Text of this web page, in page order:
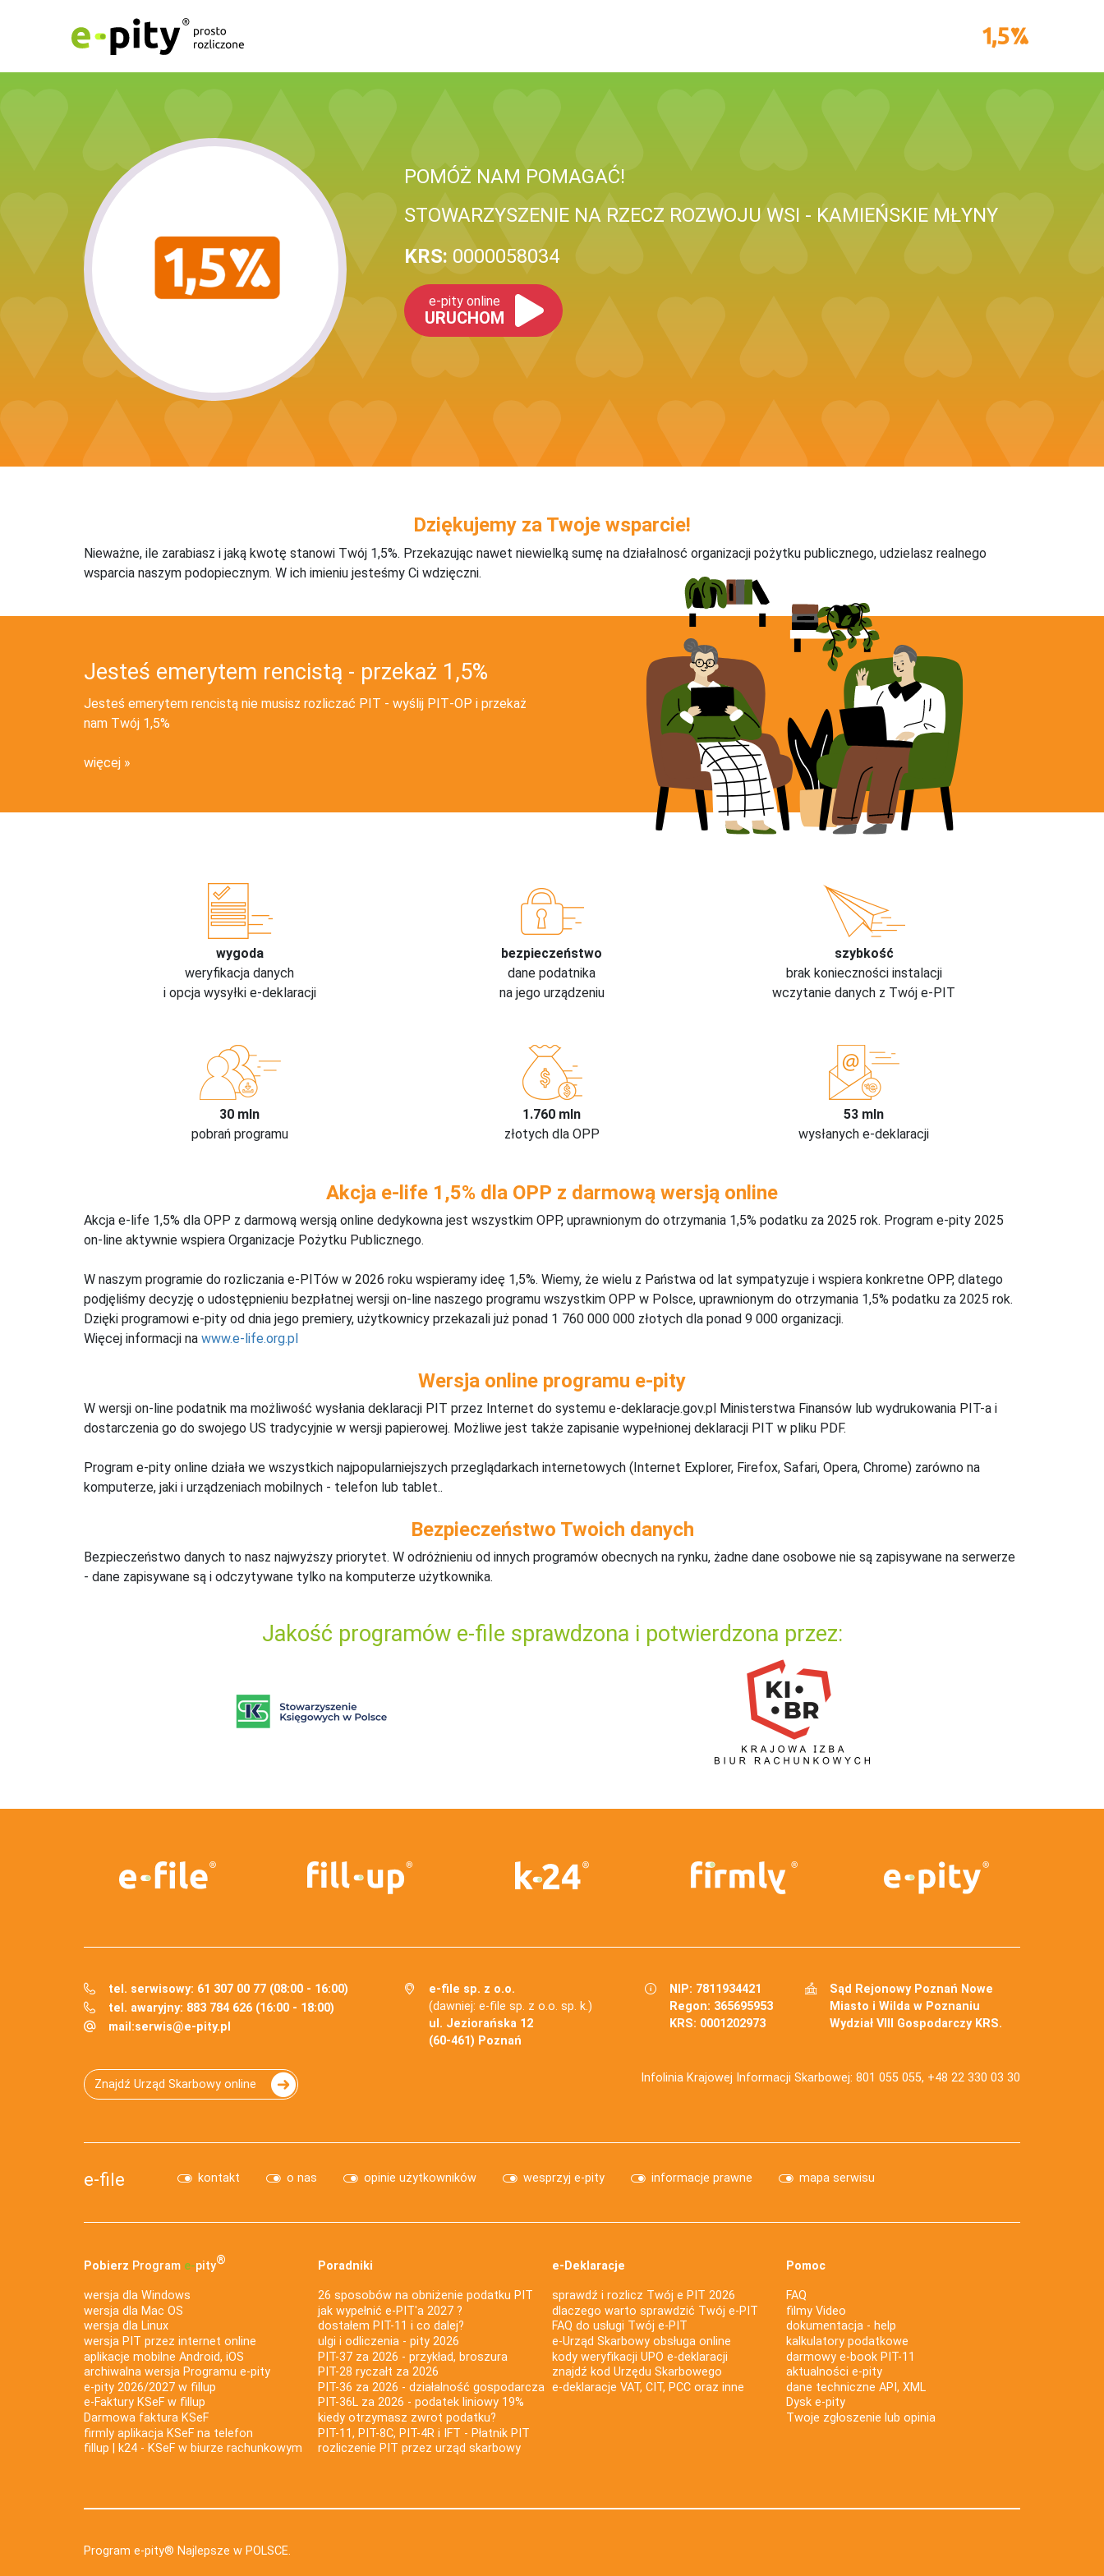
POMÓŻ NAM POMAGAĆ!
STOWARZYSZENIE NA RZECZ ROZWOJU WSI - KAMIEŃSKIE MŁYNY
KRS: 0000058034
e-pity online
URUCHOM
Dziękujemy za Twoje wsparcie!
Nieważne, ile zarabiasz i jaką kwotę stanowi Twój 1,5%. Przekazując nawet niewielką sumę na działalnosć organizacji pożytku publicznego, udzielasz realnego
wsparcia naszym podopiecznym. W ich imieniu jesteśmy Ci wdzięczni.
Jesteś emerytem rencistą - przekaż 1,5%
Jesteś emerytem rencistą nie musisz rozliczać PIT - wyślij PIT‑OP i przekaż
nam Twój 1,5%
więcej
wygoda
weryfikacja danych
i opcja wysyłki e-deklaracji
bezpieczeństwo
dane podatnika
na jego urządzeniu
szybkość
brak konieczności instalacji
wczytanie danych z Twój e-PIT
30 mln
pobrań programu
1.760 mln
złotych dla OPP
53 mln
wysłanych e-deklaracji
Akcja e-life 1,5% dla OPP z darmową wersją online
Akcja e-life 1,5% dla OPP z darmową wersją online dedykowna jest wszystkim OPP, uprawnionym do otrzymania 1,5% podatku za 2025 rok. Program e-pity 2025
on-line aktywnie wspiera Organizacje Pożytku Publicznego.
W naszym programie do rozliczania e-PITów w 2026 roku wspieramy ideę 1,5%. Wiemy, że wielu z Państwa od lat sympatyzuje i wspiera konkretne OPP, dlatego
podjęliśmy decyzję o udostępnieniu bezpłatnej wersji on-line naszego programu wszystkim OPP w Polsce, uprawnionym do otrzymania 1,5% podatku za 2025 rok.
Dzięki programowi e-pity od dnia jego premiery, użytkownicy przekazali już ponad 1 760 000 000 złotych dla ponad 9 000 organizacji.
Więcej informacji na www.e-life.org.pl
Wersja online programu e-pity
W wersji on-line podatnik ma możliwość wysłania deklaracji PIT przez Internet do systemu e-deklaracje.gov.pl Ministerstwa Finansów lub wydrukowania PIT-a i
dostarczenia go do swojego US tradycyjnie w wersji papierowej. Możliwe jest także zapisanie wypełnionej deklaracji PIT w pliku PDF.
Program e-pity online działa we wszystkich najpopularniejszych przeglądarkach internetowych (Internet Explorer, Firefox, Safari, Opera, Chrome) zarówno na
komputerze, jaki i urządzeniach mobilnych - telefon lub tablet..
Bezpieczeństwo Twoich danych
Bezpieczeństwo danych to nasz najwyższy priorytet. W odróżnieniu od innych programów obecnych na rynku, żadne dane osobowe nie są zapisywane na serwerze
- dane zapisywane są i odczytywane tylko na komputerze użytkownika.
Jakość programów e-file sprawdzona i potwierdzona przez:
tel. serwisowy: 61 307 00 77 (08:00 - 16:00)
tel. awaryjny: 883 784 626 (16:00 - 18:00)
mail:serwis@e-pity.pl
e-file sp. z o.o.
(dawniej: e-file sp. z o.o. sp. k.)
ul. Jeziorańska 12
(60-461) Poznań
NIP: 7811934421
Regon: 365695953
KRS: 0001202973
Sąd Rejonowy Poznań Nowe
Miasto i Wilda w Poznaniu
Wydział VIII Gospodarczy KRS.
Znajdź Urząd Skarbowy online Infolinia Krajowej Informacji Skarbowej: 801 055 055, +48 22 330 03 30
e-file kontakt o nas opinie użytkowników wesprzyj e-pity informacje prawne mapa serwisu
Pobierz Program e‑pity®
wersja dla Windows
wersja dla Mac OS
wersja dla Linux
wersja PIT przez internet online
aplikacje mobilne Android, iOS
archiwalna wersja Programu e-pity
e-pity 2026/2027 w fillup
e‑Faktury KSeF w fillup
Darmowa faktura KSeF
firmly aplikacja KSeF na telefon
fillup | k24 - KSeF w biurze rachunkowym
Poradniki
26 sposobów na obniżenie podatku PIT
jak wypełnić e-PIT'a 2027 ?
dostałem PIT-11 i co dalej?
ulgi i odliczenia - pity 2026
PIT-37 za 2026 - przykład, broszura
PIT-28 ryczałt za 2026
PIT-36 za 2026 - działalność gospodarcza
PIT-36L za 2026 - podatek liniowy 19%
kiedy otrzymasz zwrot podatku?
PIT-11, PIT-8C, PIT-4R i IFT - Płatnik PIT
rozliczenie PIT przez urząd skarbowy
e-Deklaracje
sprawdź i rozlicz Twój e PIT 2026
dlaczego warto sprawdzić Twój e-PIT
FAQ do usługi Twój e-PIT
e-Urząd Skarbowy obsługa online
kody weryfikacji UPO e-deklaracji
znajdź kod Urzędu Skarbowego
e-deklaracje VAT, CIT, PCC oraz inne
Pomoc
FAQ
filmy Video
dokumentacja - help
kalkulatory podatkowe
darmowy e-book PIT-11
aktualności e-pity
dane techniczne API, XML
Dysk e-pity
Twoje zgłoszenie lub opinia
Program e-pity® Najlepsze w POLSCE.